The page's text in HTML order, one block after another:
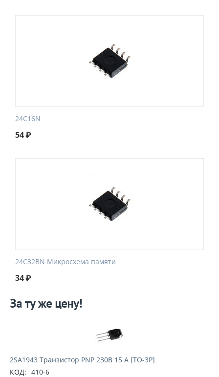
24C16N
54₽
24C32BN Микросхема памяти
34₽
За ту же цену!
2SA1943 Транзистор PNP 230В 15 А [TO-3P]
КОД: 410-6